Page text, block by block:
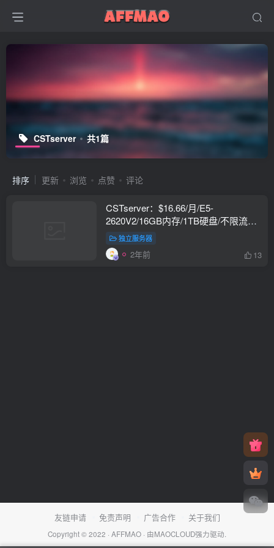
CSTserver 共1篇
排序 更新 浏览 点赞 评论
CSTserver：$16.66/月/E5-
2620V2/16GB内存/1TB硬盘/不限流
量/30Mbps带宽/香港/国内直连
独立服务器
2年前 13
友链申请 免责声明 广告合作 关于我们
Copyright © 2022 · AFFMAO · 由MAOCLOUD强力驱动.